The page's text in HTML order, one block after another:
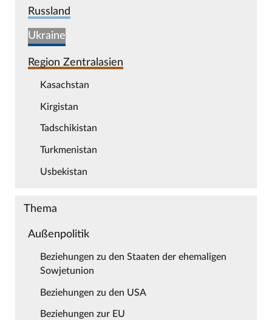
Russland
Ukraine
Region Zentralasien
Kasachstan
Kirgistan
Tadschikistan
Turkmenistan
Usbekistan
Thema
Außenpolitik
Beziehungen zu den Staaten der ehemaligen
Sowjetunion
Beziehungen zu den USA
Beziehungen zur EU